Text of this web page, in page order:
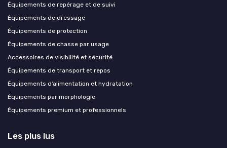
Équipements de repérage et de suivi
Équipements de dressage
Équipements de protection
Équipements de chasse par usage
Accessoires de visibilité et sécurité
Équipements de transport et repos
Équipements d’alimentation et hydratation
Équipements par morphologie
Équipements premium et professionnels
Les plus lus